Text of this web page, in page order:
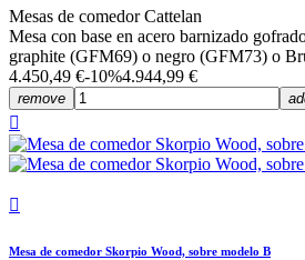
Mesas de comedor Cattelan
Mesa con base en acero barnizado
graphite (GFM69) o negro (GFM73) o
4.450,49 €-10%4.944,99 €
remove


Mesa de comedor Skorpio Wood, sobre modelo B